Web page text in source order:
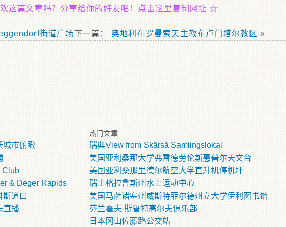
这篇文章吗？分享给你的好友吧！点击这里复制网址 ☆
街道广场下一篇： 奥地利布罗曼索天主教布卢门塔尔教区 »
城市俯瞰
Club
& Deger Rapids
斯道口
直播
热门文章
瑞典View from Skärså Samlingslokal
美国亚利桑那大学弗雷德劳伦斯惠普尔天文台
美国亚利桑那里德尔航空大学直升机停机坪
瑞士格拉鲁斯州水上运动中心
美国马萨诸塞州威斯特菲尔德州立大学伊利图书馆
芬兰霍夫·斯鲁特高尔夫俱乐部
日本冈山佐藤路公交站